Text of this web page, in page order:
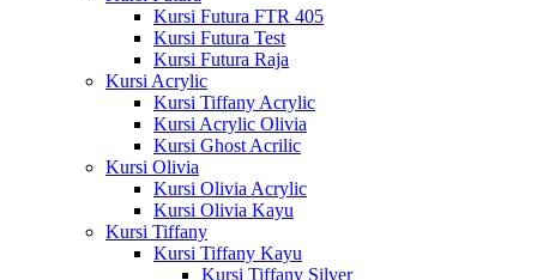
Kursi Futura FTR 405
Kursi Futura Test
Kursi Futura Raja
Kursi Acrylic
Kursi Tiffany Acrylic
Kursi Acrylic Olivia
Kursi Ghost Acrilic
Kursi Olivia
Kursi Olivia Acrylic
Kursi Olivia Kayu
Kursi Tiffany
Kursi Tiffany Kayu
Kursi Tiffany Silver